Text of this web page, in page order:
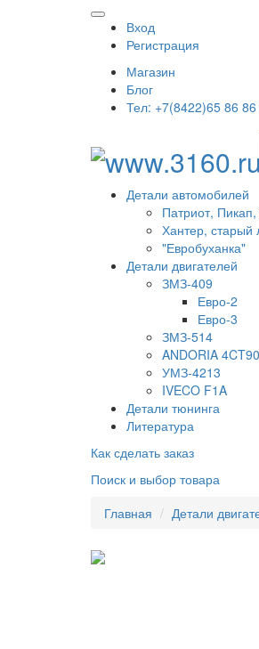
Вход
Регистрация
Магазин
Блог
Тел: +7(8422)65 86
Детали автомобилей
Патриот,
Хантер, старый
"Евробуханка"
Детали двигателей
ЗМЗ-409
Евро-2
Евро-3
ЗМЗ-514
ANDORIA 4CT90
УМЗ-4213
IVECO F1A
Детали тюнинга
Литература
Как сделать заказ
Поиск и выбор товара
Главная
Детали